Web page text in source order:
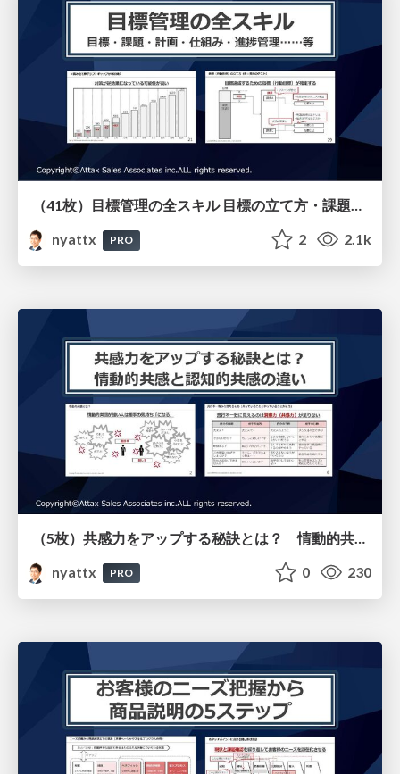
（41枚）目標管理の全スキル 目標の立て方・課題の設定の仕方・計画の立て方・仕組みの作り方・進捗管理のやり方等すべてを解説
nyattx
PRO 2 2.1k
（5枚）共感力をアップする秘訣とは？ 情動的共感と認知的共感の違いについて
nyattx
PRO 0 230